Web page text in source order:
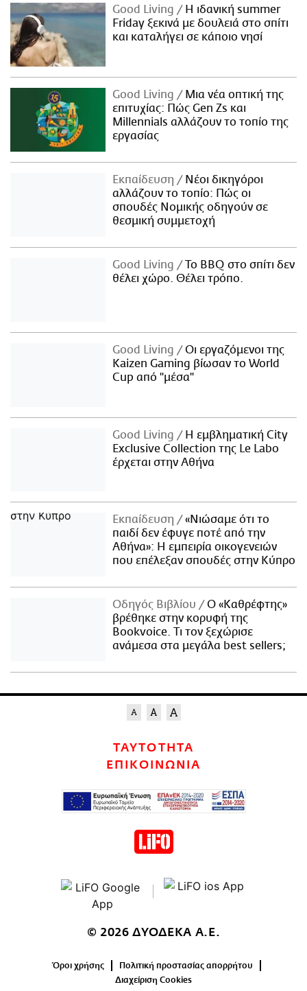
Good Living
Η ιδανική summer
Friday ξεκινά με δουλειά στο σπίτι
και καταλήγει σε κάποιο νησί
Good Living
Μια νέα οπτική της
επιτυχίας: Πώς Gen Zs και
Millennials αλλάζουν το τοπίο της
εργασίας
Εκπαίδευση
Νέοι δικηγόροι
αλλάζουν το τοπίο: Πώς οι
σπουδές Νομικής οδηγούν σε
θεσμική συμμετοχή
Good Living
Το BBQ στο σπίτι δεν
θέλει χώρο. Θέλει τρόπο.
Good Living
Οι εργαζόμενοι της
Kaizen Gaming βίωσαν το World
Cup από "μέσα"
Good Living
Η εμβληματική City
Exclusive Collection της Le Labo
έρχεται στην Αθήνα
Εκπαίδευση
«Νιώσαμε ότι το
παιδί δεν έφυγε ποτέ από την
Αθήνα»: Η εμπειρία οικογενειών
που επέλεξαν σπουδές στην Κύπρο
Οδηγός Βιβλίου
Ο «Καθρέφτης»
βρέθηκε στην κορυφή της
Bookvoice. Τι τον ξεχώρισε
ανάμεσα στα μεγάλα best sellers;
ΤΑΥΤΟΤΗΤΑ
ΕΠΙΚΟΙΝΩΝΙΑ
© 2026 ΔΥΟΔΕΚΑ Α.Ε.
Όροι χρήσης
Πολιτική προστασίας απορρήτου
Διαχείριση Cookies